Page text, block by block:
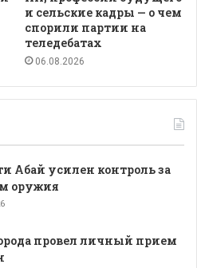
и сельские кадры — о чем
спорили партии на
теледебатах
06.08.2026
Абай усилен контроль за
оружия
провел личный прием